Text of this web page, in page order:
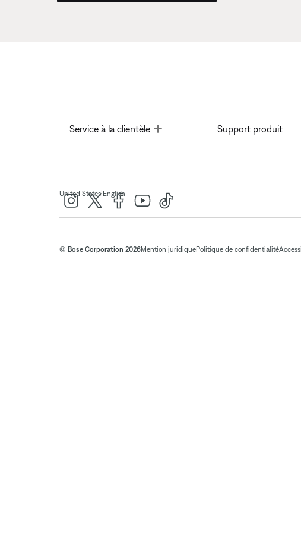
Service à la clientèle Toggle Support produit
United States| English
© Bose Corporation 2026Mention juridiquePolitique de confidentialité